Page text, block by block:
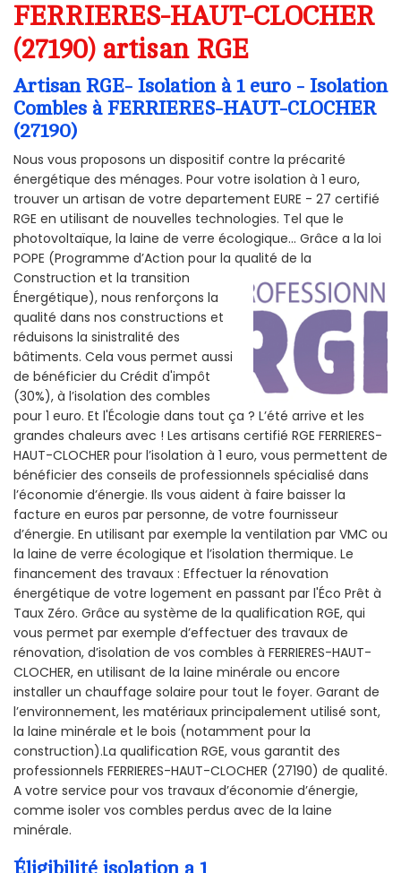
FERRIERES-HAUT-CLOCHER
(27190) artisan RGE
Artisan RGE- Isolation à 1 euro - Isolation
Combles à FERRIERES-HAUT-CLOCHER
(27190)
Nous vous proposons un dispositif contre la précarité
énergétique des ménages. Pour votre isolation à 1 euro,
trouver un artisan de votre departement EURE - 27 certifié
RGE en utilisant de nouvelles technologies. Tel que le
photovoltaïque, la laine de verre écologique... Grâce a la loi
POPE (Programme d’Action pour la qualité de la
Construction et la transition
Énergétique), nous renforçons la
qualité dans nos constructions et
réduisons la sinistralité des
bâtiments. Cela vous permet aussi
de bénéficier du Crédit d'impôt
(30%), à l’isolation des combles
pour 1 euro. Et l'Écologie dans tout ça ? L’été arrive et les
grandes chaleurs avec ! Les artisans certifié RGE FERRIERES-
HAUT-CLOCHER pour l’isolation à 1 euro, vous permettent de
bénéficier des conseils de professionnels spécialisé dans
l’économie d’énergie. Ils vous aident à faire baisser la
facture en euros par personne, de votre fournisseur
d’énergie. En utilisant par exemple la ventilation par VMC ou
la laine de verre écologique et l’isolation thermique. Le
financement des travaux : Effectuer la rénovation
énergétique de votre logement en passant par l'Éco Prêt à
Taux Zéro. Grâce au système de la qualification RGE, qui
vous permet par exemple d’effectuer des travaux de
rénovation, d’isolation de vos combles à FERRIERES-HAUT-
CLOCHER, en utilisant de la laine minérale ou encore
installer un chauffage solaire pour tout le foyer. Garant de
l’environnement, les matériaux principalement utilisé sont,
la laine minérale et le bois (notamment pour la
construction).La qualification RGE, vous garantit des
professionnels FERRIERES-HAUT-CLOCHER (27190) de qualité.
A votre service pour vos travaux d’économie d’énergie,
comme isoler vos combles perdus avec de la laine
minérale.